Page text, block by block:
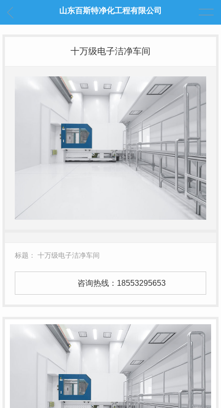
山东百斯特净化工程有限公司
十万级电子洁净车间
标题： 十万级电子洁净车间
咨询热线： 18553295653